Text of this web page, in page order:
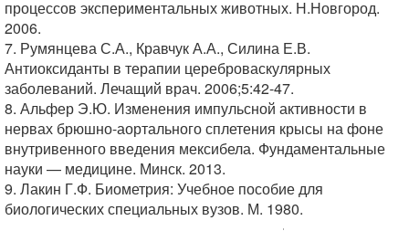
процессов экспериментальных животных. Н.Новгород.
2006.
7. Румянцева С.А., Кравчук А.А., Силина Е.В.
Антиоксиданты в терапии цереброваскулярных
заболеваний. Лечащий врач. 2006;5:42-47.
8. Альфер Э.Ю. Изменения импульсной активности в
нервах брюшно-аортального сплетения крысы на фоне
внутривенного введения мексибела. Фундаментальные
науки — медицине. Минск. 2013.
9. Лакин Г.Ф. Биометрия: Учебное пособие для
биологических специальных вузов. М. 1980.